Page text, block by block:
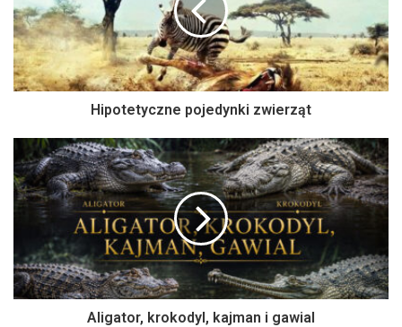
Hipotetyczne pojedynki zwierząt
Aligator, krokodyl, kajman i gawial